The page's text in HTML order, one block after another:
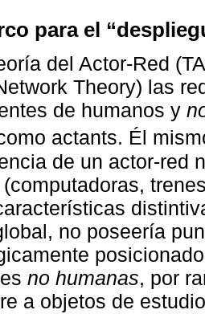
para el
del Actor-Red
Theory) las
de humanos y
actants. Él
de un actor-red
no poseería
no humanas, por
a objetos de